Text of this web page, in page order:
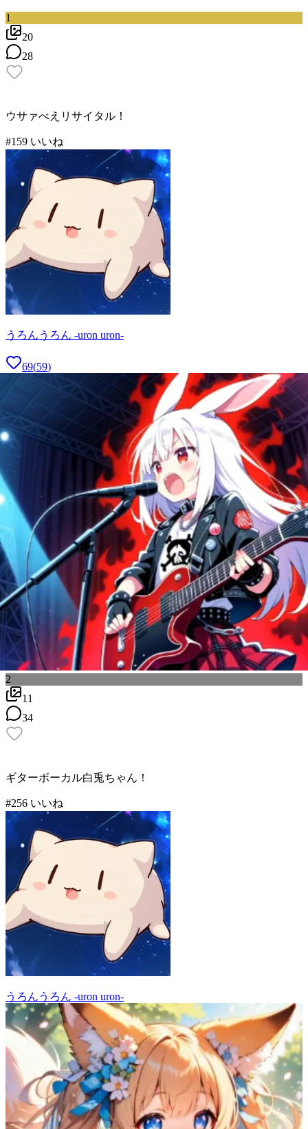
1
20
28
ウサァべえリサイタル！
#1 59 いいね
うろんうろん -uron uron-
69(59)
2
11
34
ギターボーカル白兎ちゃん！
#256 いいね
うろんうろん -uron uron-
69(56)